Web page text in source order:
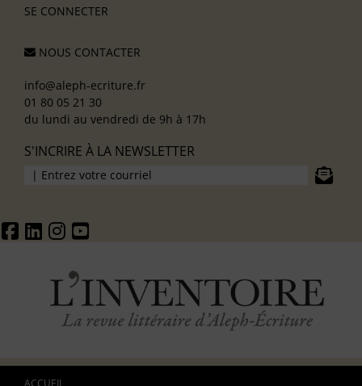
SE CONNECTER
NOUS CONTACTER
info@aleph-ecriture.fr
01 80 05 21 30
du lundi au vendredi de 9h à 17h
S'INCRIRE À LA NEWSLETTER
ACCUEIL